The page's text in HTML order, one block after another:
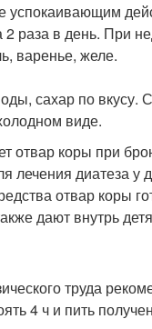
2 раза в день. При
варенье, желе.
сахар по вкусу.
виде.
отвар коры при
лечения диатеза
отвар коры
дают внутрь
труда
4 ч и пить